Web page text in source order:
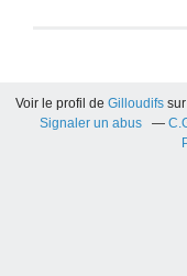
Voir le profil de Gilloudifs
Signaler un abus